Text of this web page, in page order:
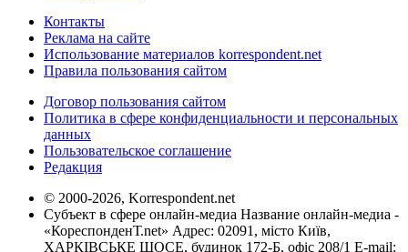
Контакты
Реклама на сайте
Использование материалов korrespondent.net
Правила пользования сайтом
Договор пользования сайтом
Политика в сфере конфиденциальности и персональных
данных
Пользовательское соглашение
Редакция
© 2000-2026, Korrespondent.net
Субъект в сфере онлайн-медиа Название онлайн-медиа -
«КореспонденТ.net» Адрес: 02091, місто Київ,
ХАРКІВСЬКЕ ШОСЕ, будинок 172-Б, офіс 208/1 E-mail: